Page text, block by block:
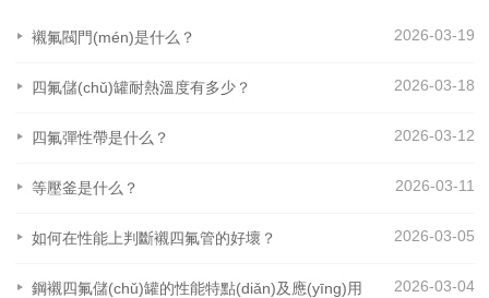
2026-03-19
襯氟閥門(mén)是什么？
2026-03-18
四氟儲(chǔ)罐耐熱溫度有多少？
2026-03-12
四氟彈性帶是什么？
2026-03-11
等壓釜是什么？
2026-03-05
如何在性能上判斷襯四氟管的好壞？
2026-03-04
鋼襯四氟儲(chǔ)罐的性能特點(diǎn)及應(yīng)用